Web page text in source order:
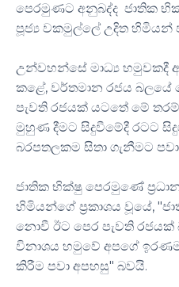
පෙරමුණට අනුබද්ද ජාතික
පූජ්‍ය වකමුල්ලේ උදිත හිමියන්
උන්වහන්සේ මාධ්‍ය හමුවකදී
කළේ, වර්තමාන රජය
පැවති රජයක් යටතේ මේ
මුහුණ දීමට සිදුවීමේදී රටට
බරපතලකම සිතා ගැනීමට
ජාතික භික්ෂු පෙරමුණේ
හිමියන්ගේ ප්‍රකාශය වූයේ,
නොවී ඊට පෙර පැවති රජයක්
විනාශය හමුවේ අපගේ
කිරීම පවා අපහසු" බවයි.